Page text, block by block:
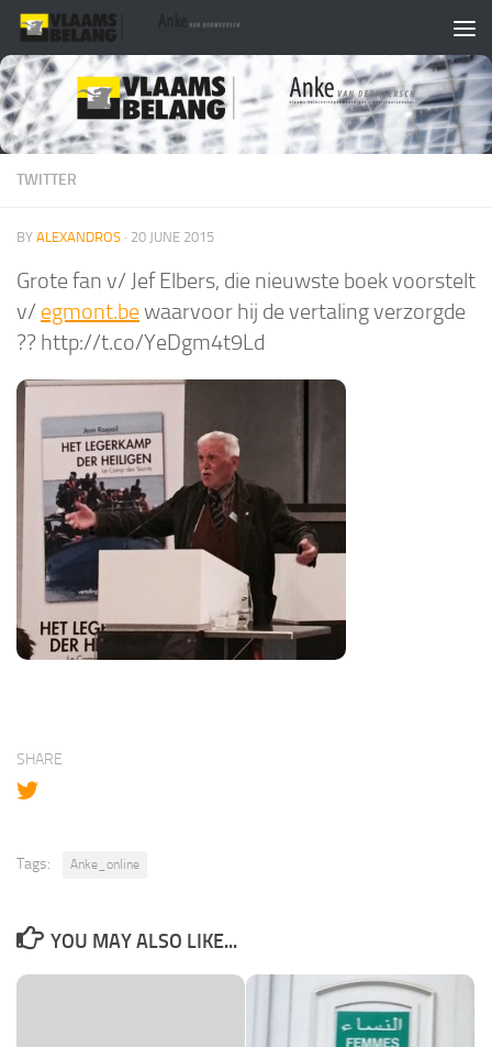
Skip to content
TWITTER
BY ALEXANDROS · 20 JUNE 2015
Grote fan v/ Jef Elbers, die nieuwste boek voorstelt
v/ egmont.bewaarvoor hij de vertaling verzorgde
?? http://t.co/YeDgm4t9Ld
SHARE
Tags: Anke_online
YOU MAY ALSO LIKE...